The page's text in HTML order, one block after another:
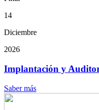
14
Diciembre
2026
Implantación y
Saber más